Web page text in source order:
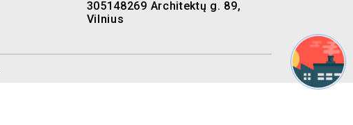
305148269 Architektų g. 89,
Vilnius